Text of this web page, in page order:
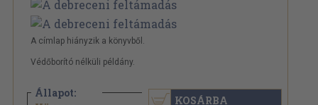
A címlap hiányzik a könyvből.
Védőborító nélküli példány.
Állapot:
KOSÁRBA